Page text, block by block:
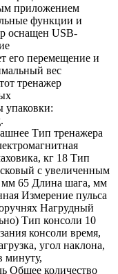
приложением
функции и
оснащен USB-
его перемещение и
вес
тренажер
упаковки:
Тип тренажера
кг 18 Тип
с увеличенным
мм 65 Длина шага, мм
Измерение пульса
Нагрудный
Тип консоли 10
консоли время,
угол наклона,
минуту,
Общее количество